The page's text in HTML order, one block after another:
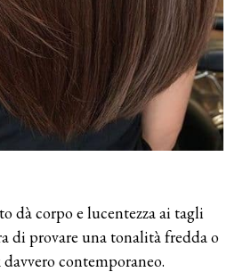
dà corpo e lucentezza ai tagli
di provare una tonalità fredda o
contemporaneo.